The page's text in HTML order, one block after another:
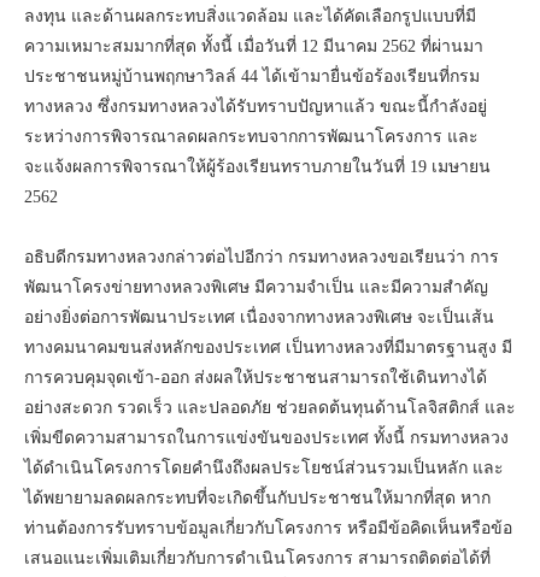
ลงทุน และด้านผลกระทบสิ่งแวดล้อม และได้คัดเลือกรูปแบบที่มี
ความเหมาะสมมากที่สุด ทั้งนี้ เมื่อวันที่ 12 มีนาคม 2562 ที่ผ่านมา
ประชาชนหมู่บ้านพฤกษาวิลล์ 44 ได้เข้ามายื่นข้อร้องเรียนที่กรม
ทางหลวง ซึ่งกรมทางหลวงได้รับทราบปัญหาแล้ว ขณะนี้กำลังอยู่
ระหว่างการพิจารณาลดผลกระทบจากการพัฒนาโครงการ และ
จะแจ้งผลการพิจารณาให้ผู้ร้องเรียนทราบภายในวันที่ 19 เมษายน
2562
อธิบดีกรมทางหลวงกล่าวต่อไปอีกว่า กรมทางหลวงขอเรียนว่า การ
พัฒนาโครงข่ายทางหลวงพิเศษ มีความจำเป็น และมีความสำคัญ
อย่างยิ่งต่อการพัฒนาประเทศ เนื่องจากทางหลวงพิเศษ จะเป็นเส้น
ทางคมนาคมขนส่งหลักของประเทศ เป็นทางหลวงที่มีมาตรฐานสูง มี
การควบคุมจุดเข้า-ออก ส่งผลให้ประชาชนสามารถใช้เดินทางได้
อย่างสะดวก รวดเร็ว และปลอดภัย ช่วยลดต้นทุนด้านโลจิสติกส์ และ
เพิ่มขีดความสามารถในการแข่งขันของประเทศ ทั้งนี้ กรมทางหลวง
ได้ดำเนินโครงการโดยคำนึงถึงผลประโยชน์ส่วนรวมเป็นหลัก และ
ได้พยายามลดผลกระทบที่จะเกิดขึ้นกับประชาชนให้มากที่สุด หาก
ท่านต้องการรับทราบข้อมูลเกี่ยวกับโครงการ หรือมีข้อคิดเห็นหรือข้อ
เสนอแนะเพิ่มเติมเกี่ยวกับการดำเนินโครงการ สามารถติดต่อได้ที่